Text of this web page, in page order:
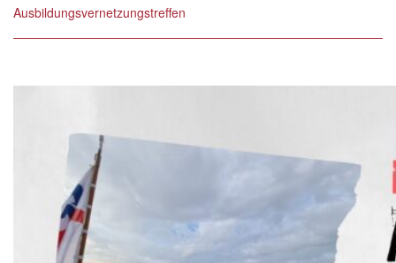
Ausbildungsvernetzungstreffen